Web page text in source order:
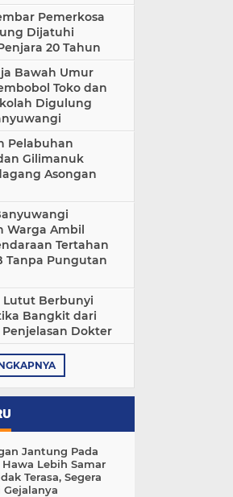
Pemerkosa
Dijatuhi
20 Tahun
Bawah Umur
Toko dan
Digulung
Pelabuhan
Gilimanuk
Asongan
Warga Ambil
Tertahan
Tanpa Pungutan
Lutut Berbunyi
Bangkit dari
Dokter
Jantung Pada
Hawa Lebih Samar
Terasa, Segera
Gejalanya